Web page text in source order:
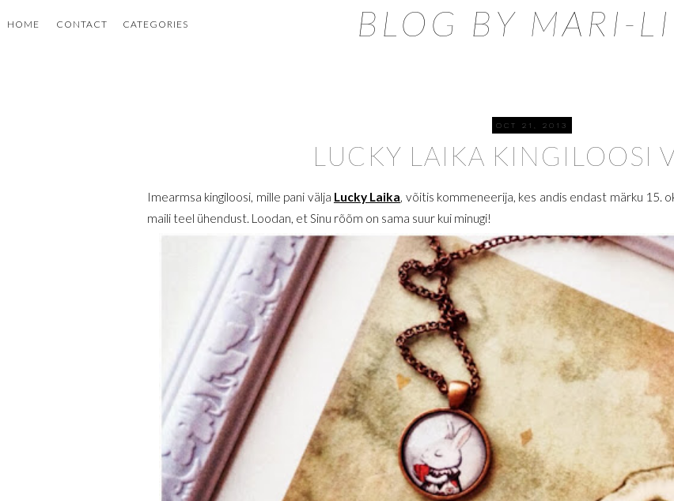
BLOG BY MARI-
HOME CONTACT CATEGORIES
OCT 21, 2013
LUCKY LAIKA KINGILOOSI
Imearmsa kingiloosi, mille pani välja Lucky Laika, võitis kommeneerija, kes andis endast märku 15.
maili teel ühendust. Loodan, et Sinu rõõm on sama suur kui minugi!